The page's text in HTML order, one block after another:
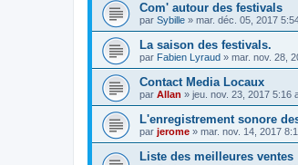
Com' autour des festivals
par Sybille » mar. déc. 05, 2017
La saison des festivals.
par Fabien Lyraud » mar. nov. 28,
Contact Media Locaux
par Allan » jeu. nov. 23, 2017 5:16
L'enregistrement sonore
par jerome » mar. nov. 14, 2017
Liste des meilleures ventes